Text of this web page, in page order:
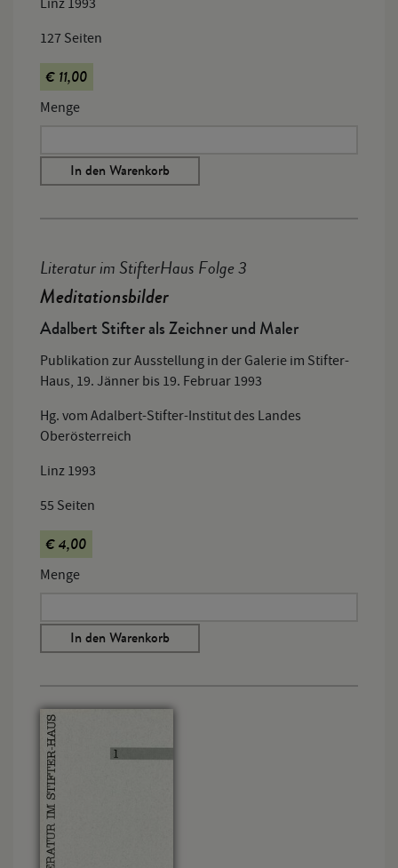
127 Seiten
€ 11,00
Menge
In den Warenkorb
Literatur im StifterHaus Folge 3
Meditationsbilder
Adalbert Stifter als Zeichner und Maler
Publikation zur Ausstellung in der Galerie im Stifter-
Haus, 19. Jänner bis 19. Februar 1993
Hg. vom Adalbert-Stifter-Institut des Landes
Oberösterreich
Linz 1993
55 Seiten
€ 4,00
Menge
In den Warenkorb